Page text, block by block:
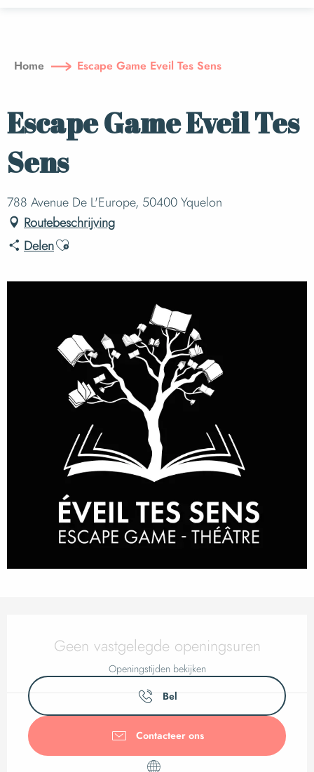
principal
Home Escape Game Eveil Tes Sens
Escape Game Eveil Tes
Sens
788 Avenue De L'Europe, 50400 Yquelon
Routebeschrijving
DelenAjouter aux favoris
Openingstijden en
Geen vastgelegde openingsuren
Openingstijden bekijken
Bel
Contacteer ons